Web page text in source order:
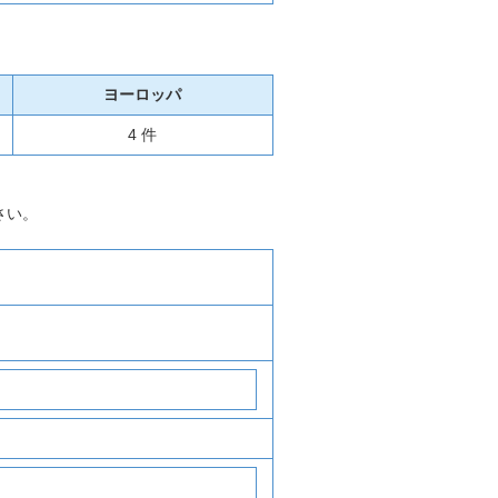
ヨーロッパ
4 件
。